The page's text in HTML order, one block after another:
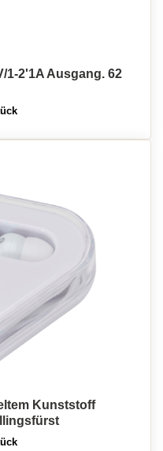
1-2'1A Ausgang. 62
Kunststoff